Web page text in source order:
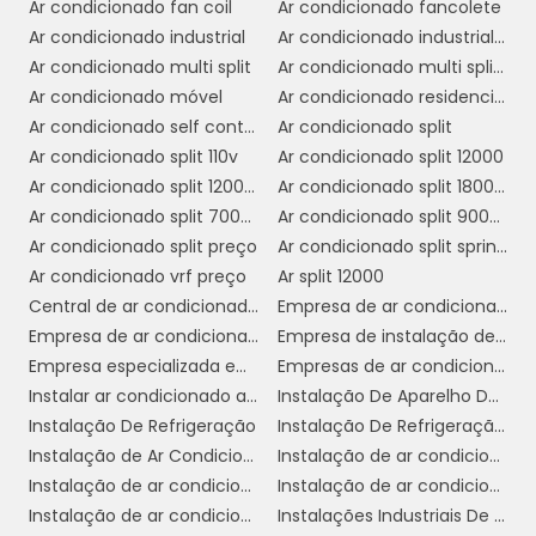
também estão mais bem preparadas para
lidar com qualquer eventualidade,
minimizando o tempo de inatividade e os
transtornos para o cliente.
Por fim, ao contratar uma empresa
especializada, o cliente tem atranquilidade
de saber que está fazendo um investimento
seguro, com garantia de um serviço bem
executado e suporte contínuo, o que pode
fazer toda a diferença no conforto e na
economia a longo prazo.
DICAS PARA ESCOLHER O
MELHOR SERVIÇO DE
INSTALAÇÃO
Escolher o melhor serviço de instalação de ar
Ar condicionado fan coil
Ar condicionado fancolete
Ar condicionado industrial
Ar condicionado industrial campinas
Ar condicionado multi split
Ar condicionado multi split comprar
Ar condicionado móvel
Ar condicionado residencial
Ar condicionado self contained preço
Ar condicionado split
Ar condicionado split 110v
Ar condicionado split 12000
Ar condicionado split 12000 btus inverter
Ar condicionado split 1800 btus
Ar condicionado split 7000 btus
Ar condicionado split 9000 btus inverter
Ar condicionado split preço
Ar condicionado split springer
Ar condicionado vrf preço
Ar split 12000
Central de ar condicionado industrial
Empresa de ar condicionado central
Empresa de ar condicionado em cosmópolis
Empresa de instalação de ar condicionado em sp
Empresa especializada em ar condicionado em sp
Empresas de ar condicionado sp
Instalar ar condicionado americana
Instalação De Aparelho De Refrigeração
Instalação De Refrigeração
Instalação De Refrigeração Em Sp
Instalação de Ar Condicionado
Instalação de ar condicionado campinas
Instalação de ar condicionado daikin
Instalação de ar condicionado em sp
Instalação de ar condicionado fujitsu
Instalações Industriais De Refrigeração